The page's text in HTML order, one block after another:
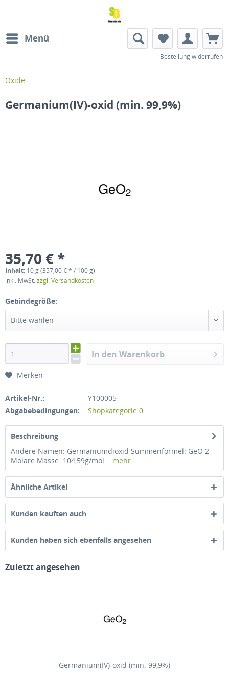
Menü
Bestellung widerrufen
Oxide
Germanium(IV)-oxid (min. 99,9%)
35,70 € *
Inhalt: 10 g (357,00 € * / 100 g)
inkl. MwSt.zzgl. Versandkosten
Gebindegröße:
Bitte wählen
In den Warenkorb
Merken
Artikel-Nr.:
Y100005
Abgabebedingungen:
Shopkategorie 0
Beschreibung
Andere Namen: Germaniumdioxid Summenformel: GeO 2
Molare Masse: 104,59g/mol... mehr
Ähnliche Artikel
Kunden kauften auch
Kunden haben sich ebenfalls angesehen
Zuletzt angesehen
Germanium(IV)-oxid (min. 99,9%)